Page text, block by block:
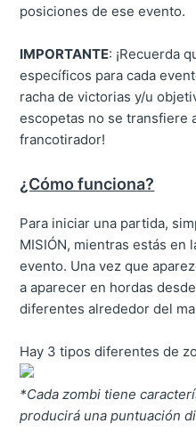
posiciones de ese evento.
IMPORTANTE: ¡Recuerda
específicos para cada
racha de victorias y/u
escopetas no se transfiere
francotirador!
¿Cómo funciona?
Para iniciar una partida,
MISIÓN, mientras estás en
evento. Una vez que
a aparecer en hordas
diferentes alrededor del
Hay 3 tipos diferentes de
*Cada zombi tiene
producirá una puntuación